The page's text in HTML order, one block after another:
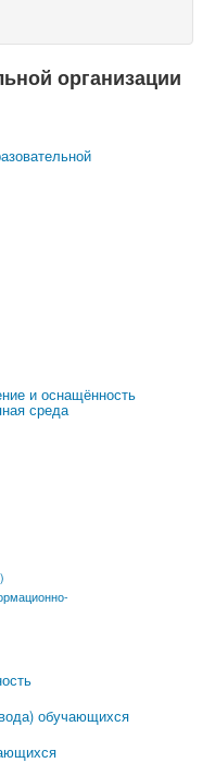
организации
и оснащённость
среда
обучающихся